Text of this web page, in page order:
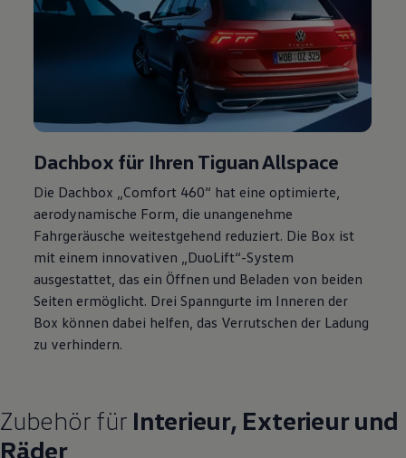
Dachbox für Ihren TiguanAllspace
Die Dachbox „Comfort 460“ hat eine optimierte,
aerodynamische Form, die unangenehme
Fahrgeräusche weitestgehend reduziert. Die Box ist
mit einem innovativen „DuoLift“-System
ausgestattet, das ein Öffnen und Beladen von beiden
Seiten ermöglicht. Drei Spanngurte im Inneren der
Box können dabei helfen, das Verrutschen der Ladung
zu verhindern.
Zubehörfür Interieur, Exterieur und
Räder